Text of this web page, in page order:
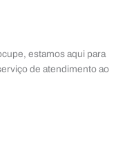
estamos aqui para
de atendimento ao